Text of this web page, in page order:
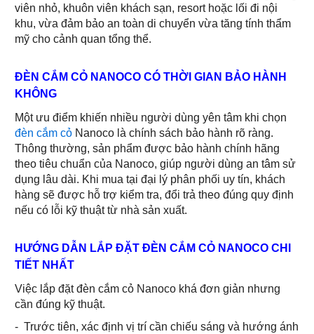
viên nhỏ, khuôn viên khách sạn, resort hoặc lối đi nội
khu, vừa đảm bảo an toàn di chuyển vừa tăng tính thẩm
mỹ cho cảnh quan tổng thể.
ĐÈN CẮM CỎ NANOCO CÓ THỜI GIAN BẢO HÀNH
KHÔNG
Một ưu điểm khiến nhiều người dùng yên tâm khi chọn
đèn cắm cỏNanoco là chính sách bảo hành rõ ràng.
Thông thường, sản phẩm được bảo hành chính hãng
theo tiêu chuẩn của Nanoco, giúp người dùng an tâm sử
dụng lâu dài. Khi mua tại đại lý phân phối uy tín, khách
hàng sẽ được hỗ trợ kiểm tra, đổi trả theo đúng quy định
nếu có lỗi kỹ thuật từ nhà sản xuất.
HƯỚNG DẪN LẮP ĐẶT ĐÈN CẮM CỎ NANOCO CHI
TIẾT NHẤT
Việc lắp đặt đèn cắm cỏ Nanoco khá đơn giản nhưng
cần đúng kỹ thuật.
- Trước tiên, xác định vị trí cần chiếu sáng và hướng ánh